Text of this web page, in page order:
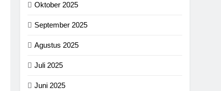
Oktober 2025
September 2025
Agustus 2025
Juli 2025
Juni 2025